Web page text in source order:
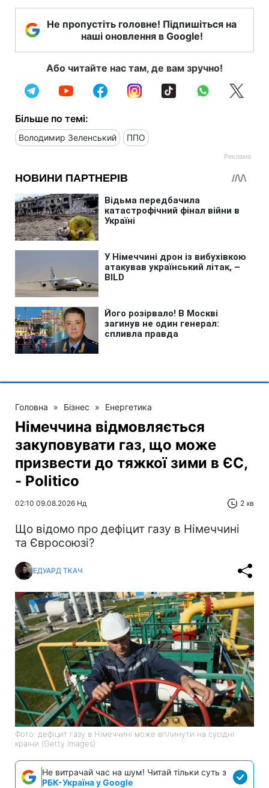
Не пропустіть головне! Підпишіться на
наші оновлення в Google!
Або читайте нас там, де вам зручно!
Більше по темі:
Володимир Зеленський ППО
Головна » Бізнес » Енергетика
Німеччина відмовляється
закуповувати газ, що може
призвести до тяжкої зими в ЄС,
- Politico
02:10 09.08.2026 Нд 2 хв
Що відомо про дефіцит газу в Німеччині
та Євросоюзі?
ЕДУАРД ТКАЧ
Фото: дефіцит газу в Німеччині може вплинути на сусідні
країни (Getty Images)
Не витрачай час на шум! Читай тільки суть з
РБК-Україна у Google